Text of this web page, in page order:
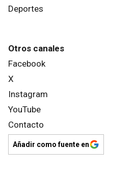
Deportes
Otros canales
Facebook
X
Instagram
YouTube
Contacto
Añadir como fuente en